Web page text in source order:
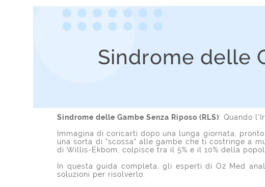
Sindrome delle
Sindrome delle Gambe Senza Riposo (RLS): Quando
Immagina di coricarti dopo una lunga giornata,
una sorta di "scossa" alle gambe che ti costringe a
di Willis-Ekbom, colpisce tra il 5% e il 10% della
In questa guida completa, gli esperti di O2 Med
soluzioni per risolverlo.